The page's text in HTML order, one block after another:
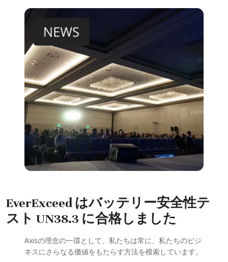
EverExceed はバッテリー安全性テ
スト UN38.3 に合格しました
Axisの理念の一環として、私たちは常に、私たちのビジ
ネスにさらなる価値をもたらす方法を模索しています。